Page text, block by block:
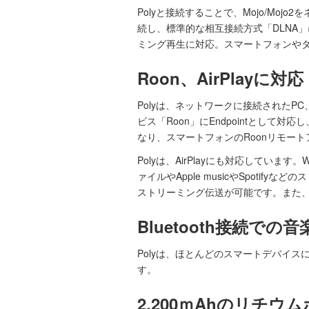
Polyと接続することで、Mojo/Mojo2
続し、標準的な相互接続方式「DLNA
ミング再生に対応。スマートフォンや
Roon、AirPlayに対応
Polyは、ネットワークに接続された
ビス「Roon」にEndpointとして対応
なり、スマートフォンのRoonリモー
Polyは、AirPlayにも対応しています
ァイルやApple musicやSpotifyなどの
ストリーミング伝送が可能です。また
Bluetooth接続での音
Polyは、ほとんどのスマートデバイス
す。
2,200ｍAhのリチウ